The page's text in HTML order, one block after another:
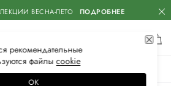
ВЕСНА-ЛЕТО ПОДРОБНЕЕ
рекомендательные
файлысооkiе
ОК